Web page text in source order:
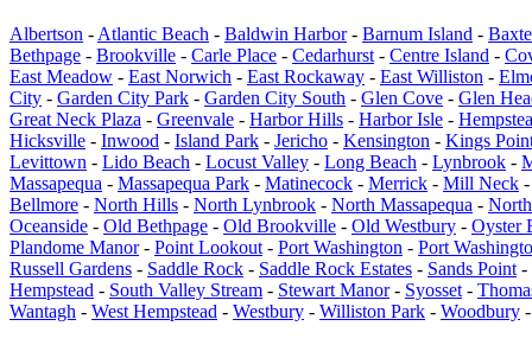
Albertson - Atlantic Beach - Baldwin Harbor- Barnum Island -
Bethpage - Brookville - Carle Place - Cedarhurst - Centre Island -
East Meadow - East Norwich - East Rockaway - East Williston -
City - Garden City Park - Garden City South - Glen Cove - Glen
Great Neck Plaza - Greenvale - Harbor Hills - Harbor Isle -
Hicksville - Inwood - Island Park - Jericho - Kensington - Kings
Levittown - Lido Beach - Locust Valley - Long Beach - Lynbrook -
Massapequa - Massapequa Park - Matinecock - Merrick - Mill Neck
Bellmore - North Hills - North Lynbrook - North Massapequa -
Oceanside - Old Bethpage - Old Brookville - Old Westbury - Oyster
Plandome Manor- Point Lookout - Port Washington - Port
Russell Gardens - Saddle Rock - Saddle Rock Estates - Sands Point -
Hempstead - South Valley Stream - Stewart Manor- Syosset -
Wantagh - West Hempstead - Westbury - Williston Park - Woodbury